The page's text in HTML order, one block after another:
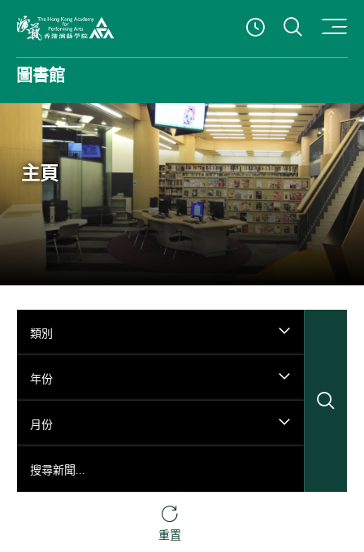
查看開放時
打開
圖書館
主頁
類別
年份
月份
重置